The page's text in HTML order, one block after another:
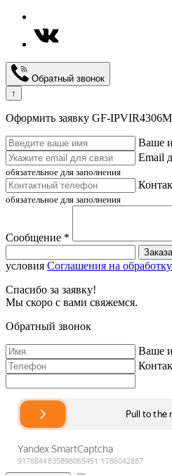
Обратный звонок
↑
Оформить заявку GF-
Ваше
Email
обязательное для заполнения
обязательное для заполнения
Сообщение *
условия Соглашения на
Спасибо за заявку!
Мы скоро с вами свяжемся.
Обратный звонок
Ваше